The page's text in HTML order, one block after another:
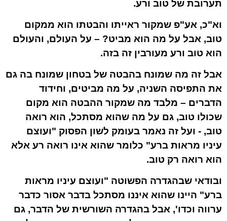
תערובת של טוב ורע.
וא"כ, אע"פ שמקור ראייתו והבטתו הוא ממקום
טוב, אבל על מה הוא מביט? – על העולם, והעולם
הוא טוב ורע מעורבין זה בזה.
אבל זה מה שמונח בהבטה של בטחון שמונח בה גם
את התפיסה השניה, על מה מביטים, וחידוד
הדברים – מלבד מה שמקור ההבטה הוא מקום
שכולו טוב, גם על מה שהוא מסתכל, הוא רואה
טוב, - ועל זה נאמר בעומק לשון הפסוק "ועוצם
עיניו מראות ברע" כלומר שהוא אינו רואה רע אלא
הוא רואה רק טוב.
ובודאי שבהגדרה הפשוטה "ועוצם עיניו מראות
ברע" היינו שהוא איננו מסתכל בדבר אסור כדבר
ערווה וכדו', אבל בהגדרה השורשית של הדבר, גם